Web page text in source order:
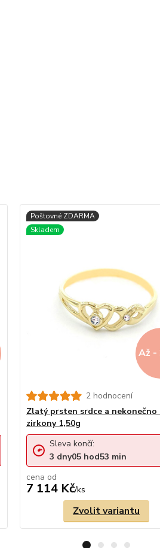
Až -
2 hodnocení
Zlatý prsten srdce a nekonečno
zirkony 1,50g
cena od
7 114 Kč/ks
Sleva končí:
3 dny05 hod53 min
Zvolit variantu